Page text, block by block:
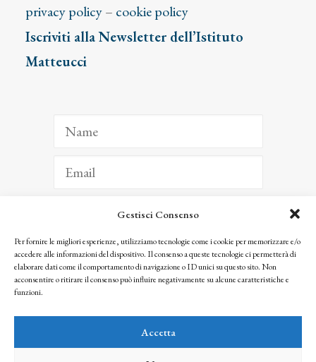
Gestisci Consenso
Per fornire le migliori esperienze, utilizziamo tecnologie come i cookie per memorizzare e/o
accedere alle informazioni del dispositivo. Il consenso a queste tecnologie ci permetterà di
elaborare dati come il comportamento di navigazione o ID unici su questo sito. Non
acconsentire o ritirare il consenso può influire negativamente su alcune caratteristiche e
funzioni.
Accetta
privacy policy– cookie policy
Iscriviti alla Newsletter dell’Istituto
Matteucci
ISCRIVITI
Facendo clic per iscriverti, riconosci che le tue informazioni saranno trattate
seguendo la nostra Privacy Policy
© 2025 Istituto Matteucci. All right reserved
l’autorizzazione scritta dei proprietari dei diritti e dell’Istituto Matteucci